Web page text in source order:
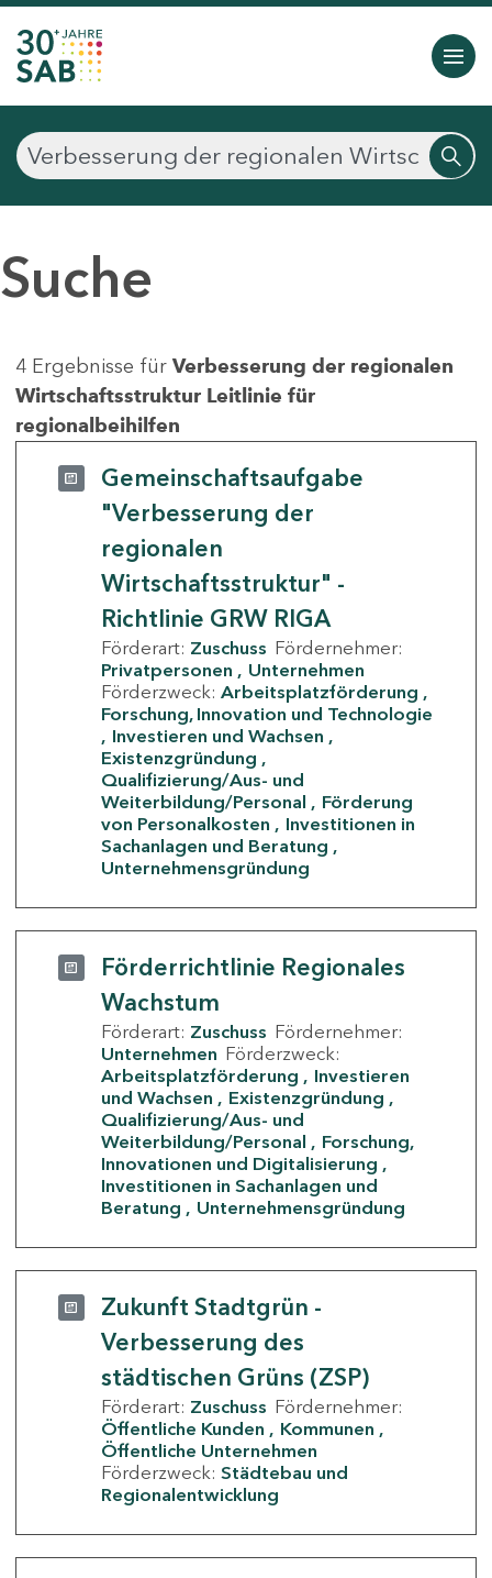
Suche
4 Ergebnisse für Verbesserung der regionalen
Wirtschaftsstruktur Leitlinie für
regionalbeihilfen
Gemeinschaftsaufgabe
"Verbesserung der
regionalen
Wirtschaftsstruktur" -
Richtlinie GRW RIGA
Förderart: Zuschuss Fördernehmer:
Privatpersonen
Unternehmen
Förderzweck: Arbeitsplatzförderung
Forschung, Innovation und Technologie
Investieren und Wachsen
Existenzgründung
Qualifizierung/Aus- und
Weiterbildung/Personal
Förderung
von Personalkosten
Investitionen in
Sachanlagen und Beratung
Unternehmensgründung
Förderrichtlinie Regionales
Wachstum
Förderart: Zuschuss Fördernehmer:
Unternehmen Förderzweck:
Arbeitsplatzförderung
Investieren
und Wachsen
Existenzgründung
Qualifizierung/Aus- und
Weiterbildung/Personal
Forschung,
Innovationen und Digitalisierung
Investitionen in Sachanlagen und
Beratung
Unternehmensgründung
Zukunft Stadtgrün -
Verbesserung des
städtischen Grüns (ZSP)
Förderart: Zuschuss Fördernehmer:
Öffentliche Kunden
Kommunen
Öffentliche Unternehmen
Förderzweck: Städtebau und
Regionalentwicklung